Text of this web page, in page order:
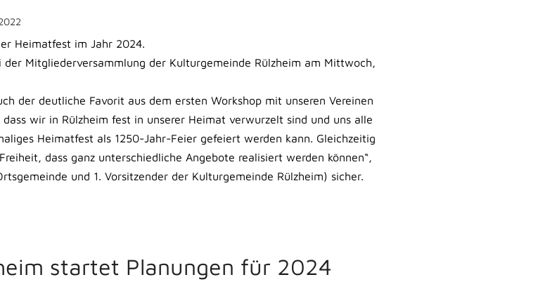
Heimatfest im Jahr 2024.
Mitgliederversammlung der Kulturgemeinde Rülzheim am Mittwoch,
der deutliche Favorit aus dem ersten Workshop mit unseren Vereinen
wir in Rülzheim fest in unserer Heimat verwurzelt sind und uns alle
Heimatfest als 1250-Jahr-Feier gefeiert werden kann. Gleichzeitig
dass ganz unterschiedliche Angebote realisiert werden können“,
und 1. Vorsitzender der Kulturgemeinde Rülzheim) sicher.
startet Planungen für 2024